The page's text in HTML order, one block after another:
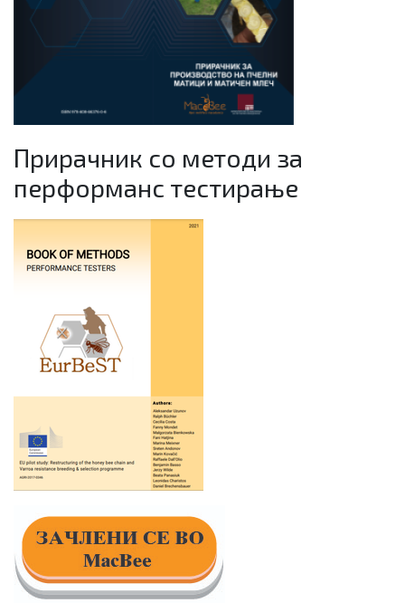
Прирачник со методи за
перформанс тестирање